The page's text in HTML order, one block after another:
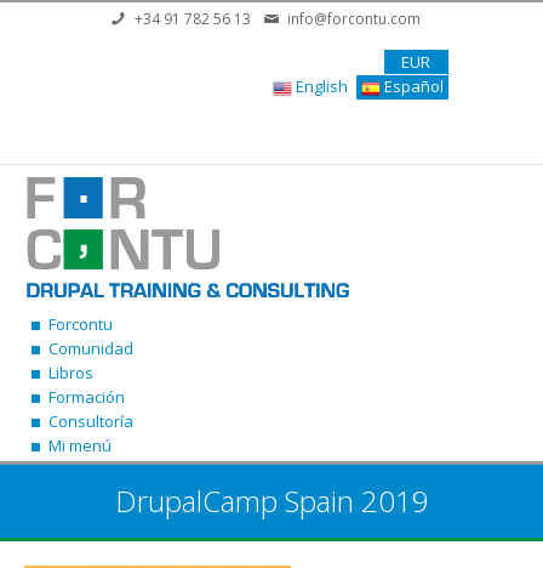
Pasar al contenido principal
+34 91 782 56 13 info@forcontu.com
EUR
English
Español
Forcontu
Comunidad
Libros
Formación
Consultoría
Mi menú
DrupalCamp Spain 2019